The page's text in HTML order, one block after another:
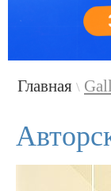
Главная \